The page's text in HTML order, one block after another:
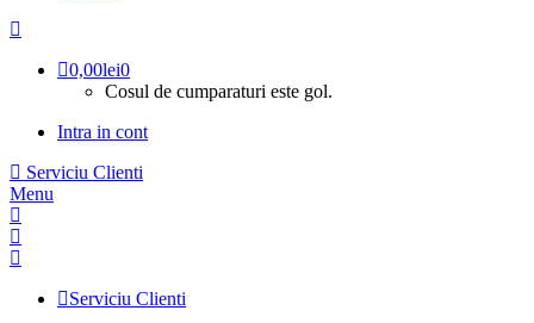
0,00lei0
Cosul de cumparaturi este gol.
Intra in cont
Serviciu Clienti
Menu
Serviciu Clienti